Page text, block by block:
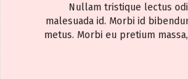
Nullam tristique lectus
malesuada id. Morbi id
metus. Morbi eu pretium